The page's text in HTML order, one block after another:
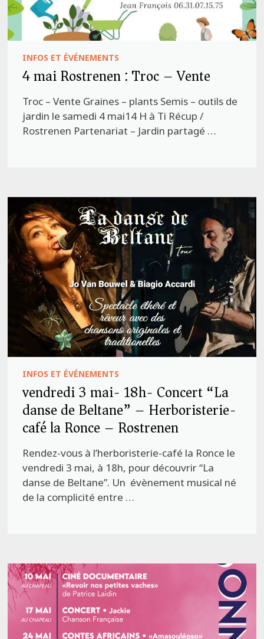
INFOS ET ÉVÉNEMENTS
4 mai Rostrenen : Troc – Vente
Troc – Vente Graines – plants Semis – outils de
jardin le samedi 4 mai14 H à Ti Récup /
Rostrenen Partenariat – Jardin partagé …
INFOS ET ÉVÉNEMENTS
vendredi 3 mai- 18h- Concert “La
danse de Beltane” – Herboristerie-
café la Ronce – Rostrenen
Rendez-vous à l’herboristerie-café la Ronce le
vendredi 3 mai, à 18h, pour découvrir “La
danse de Beltane”. Un évènement musical né
de la complicité entre …